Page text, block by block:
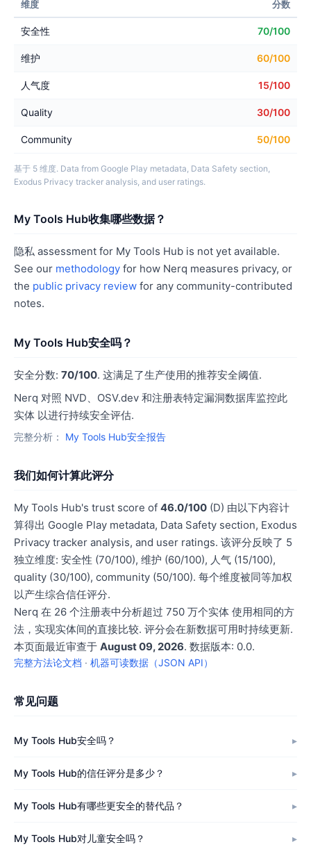
维度 分数
安全性 70/100
维护 60/100
人气度 15/100
Quality 30/100
Community 50/100
基于 5 维度. Data from Google Play metadata, Data Safety section,
Exodus Privacy tracker analysis, and user ratings.
My Tools Hub收集哪些数据？
隐私 assessment for My Tools Hub is not yet available.
See our methodology for how Nerq measures privacy, or
the public privacy review for any community-contributed
notes.
My Tools Hub安全吗？
安全分数: 70/100. 这满足了生产使用的推荐安全阈值.
Nerq 对照 NVD、OSV.dev 和注册表特定漏洞数据库监控此
实体 以进行持续安全评估.
完整分析： My Tools Hub安全报告
我们如何计算此评分
My Tools Hub's trust score of 46.0/100 (D) 由以下内容计
算得出 Google Play metadata, Data Safety section, Exodus
Privacy tracker analysis, and user ratings. 该评分反映了 5
独立维度: 安全性 (70/100), 维护 (60/100), 人气 (15/100),
quality (30/100), community (50/100). 每个维度被同等加权
以产生综合信任评分.
Nerq 在 26 个注册表中分析超过 750 万个实体 使用相同的方
法，实现实体间的直接比较. 评分会在新数据可用时持续更新.
本页面最近审查于 August 09, 2026. 数据版本: 0.0.
完整方法论文档 · 机器可读数据（JSON API）
常见问题
My Tools Hub安全吗？
My Tools Hub的信任评分是多少？
My Tools Hub有哪些更安全的替代品？
My Tools Hub对儿童安全吗？